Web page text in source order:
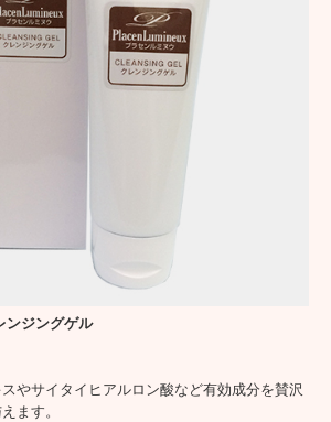
ばれる理由
水
液
ジングゲル
やサイタイヒアルロン酸など有効成分を賛沢
ます。